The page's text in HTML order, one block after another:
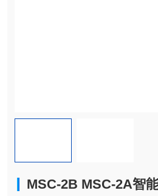
MSC-2B MSC-2A智